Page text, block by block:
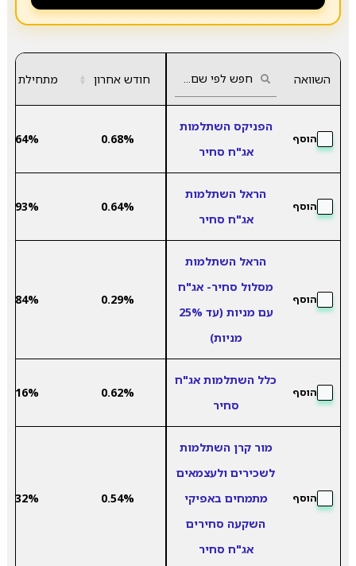
השוואה חודש אחרון ▲
▼ מתחילת
הוסף
הפניקס השתלמות
אג"ח סחיר
0.68%
2.64%
הוסף
הראל השתלמות
אג"ח סחיר
0.64%
2.93%
הוסף
הראל השתלמות
מסלול סחיר- אג"ח
עם מניות (עד 25%
מניות)
0.29%
4.84%
הוסף
כלל השתלמות אג"ח
סחיר
0.62%
3.16%
הוסף
מור קרן השתלמות
לשכירים ולעצמאים
מתמחים באפיקי
השקעה סחירים
אג"ח סחיר
0.54%
3.32%